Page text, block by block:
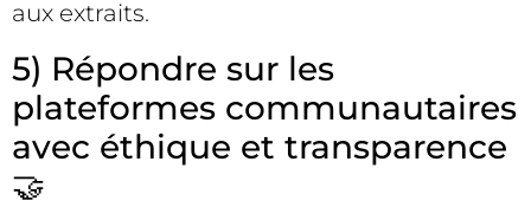
aux extraits.
5) Répondre sur les
plateformes communautaires
avec éthique et transparence
🤝